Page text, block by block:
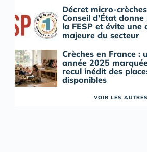
Décret micro-
Conseil d'État
la FESP et évite une
majeure du secteur
Crèches en France :
année 2025
recul inédit des
disponibles
VOIR LES